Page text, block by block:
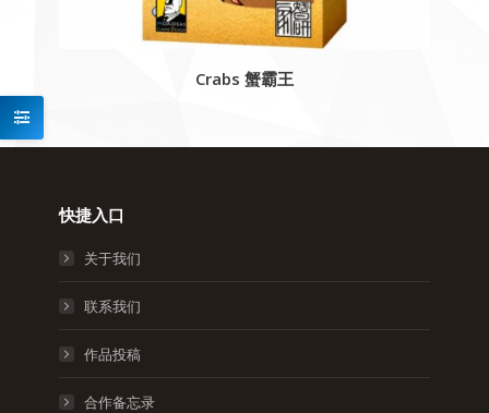
Crabs 蟹霸王
快捷入口
关于我们
联系我们
作品投稿
合作备忘录